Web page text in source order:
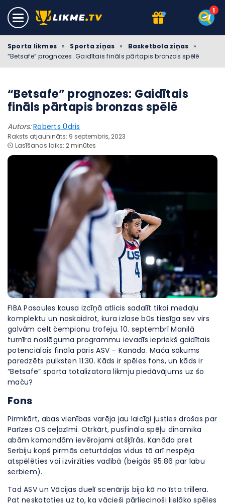
Sporta likmes » Sporta ziņas » Basketbola ziņas
»
“Betsafe” prognozes: Gaidītais fināls pārtapis bronzas spēlē
“Betsafe” prognozes: Gaidītais
fināls pārtapis bronzas spēlē
Autors:Roberts Ūdris
Raksts atjaunināts: 9 septembris, 2023
⏲️ Lasīšanas laiks: 2 minūtes
FIBA Pasaules kausa izcīņā atlicis sadalīt tikai medaļu
komplektu un noskaidrot, kura izlase būs tiesīga sev virs
galvām celt čempionu trofeju. 10. septembrī Manilā
turnīra noslēguma programmu ievadīs iepriekš gaidītais
potenciālais fināla pāris ASV – Kanāda. Mača sākums
paredzēts pulksten 11:30. Kāds ir spēles fons, un kāds ir
“Betsafe” sporta totalizatora likmju piedāvājums uz šo
maču?
Fons
Pirmkārt, abas vienības varēja jau laicīgi justies drošas par
Parīzes OS ceļazīmi. Otrkārt, pusfināla spēļu dinamika
abām komandām ievērojami atšķīrās. Kanāda pret
Serbiju kopš pirmās ceturtdaļas vidus tā arī nespēja
atspēlēties vai izvirzīties vadībā (beigās 95:86 par labu
serbiem).
Tad ASV un Vācijas duelī scenārijs bija kā no īsta trillera.
Pat neskatoties uz to, ka vācieši pārliecinoši lielāko spēles